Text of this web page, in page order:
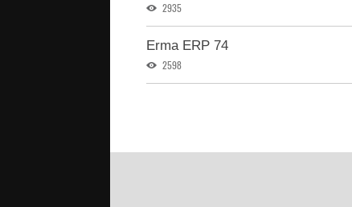
2935
Erma ERP 74
2598